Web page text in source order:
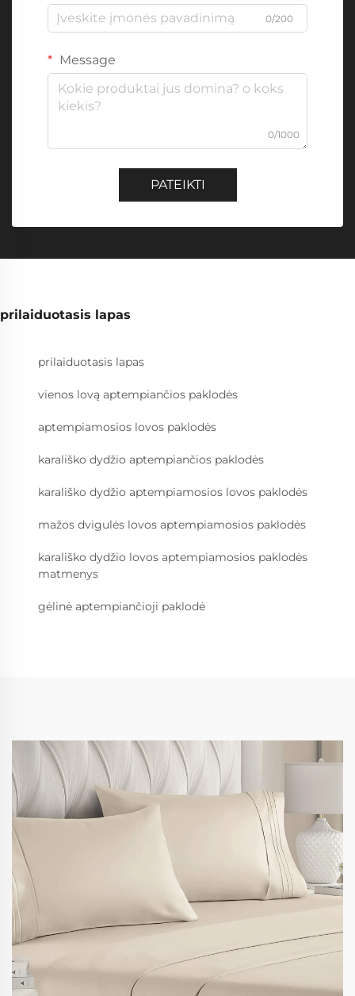
0/200
Message
0/1000
PATEIKTI
prilaiduotasis lapas
prilaiduotasis lapas
vienos lovą aptempiančios paklodės
aptempiamosios lovos paklodės
karališko dydžio aptempiančios paklodės
karališko dydžio aptempiamosios lovos paklodės
mažos dvigulės lovos aptempiamosios paklodės
karališko dydžio lovos aptempiamosios paklodės
matmenys
gėlinė aptempiančioji paklodė